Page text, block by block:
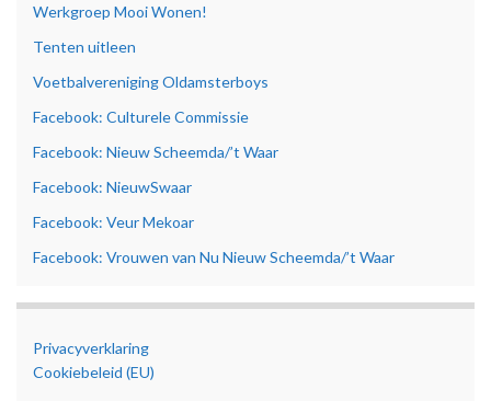
Werkgroep Mooi Wonen!
Tenten uitleen
Voetbalvereniging Oldamsterboys
Facebook: Culturele Commissie
Facebook: Nieuw Scheemda/’t Waar
Facebook: NieuwSwaar
Facebook: Veur Mekoar
Facebook: Vrouwen van Nu Nieuw Scheemda/’t Waar
Privacyverklaring
Cookiebeleid (EU)